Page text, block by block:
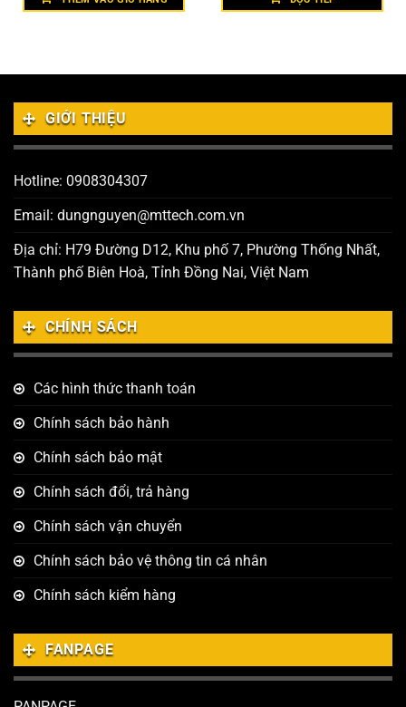
GIỚI THIỆU
Hotline: 0908304307
Email: dungnguyen@mttech.com.vn
Địa chỉ: H79 Đường D12, Khu phố 7, Phường Thống Nhất,
Thành phố Biên Hoà, Tỉnh Đồng Nai, Việt Nam
CHÍNH SÁCH
Các hình thức thanh toán
Chính sách bảo hành
Chính sách bảo mật
Chính sách đổi, trả hàng
Chính sách vận chuyển
Chính sách bảo vệ thông tin cá nhân
Chính sách kiểm hàng
FANPAGE